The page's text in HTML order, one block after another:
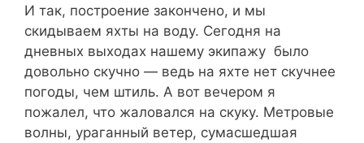
И так, построение закончено, и мы
скидываем яхты на воду. Сегодня на
дневных выходах нашему экипажу было
довольно скучно — ведь на яхте нет скучнее
погоды, чем штиль. А вот вечером я
пожалел, что жаловался на скуку. Метровые
волны, ураганный ветер, сумасшедшая